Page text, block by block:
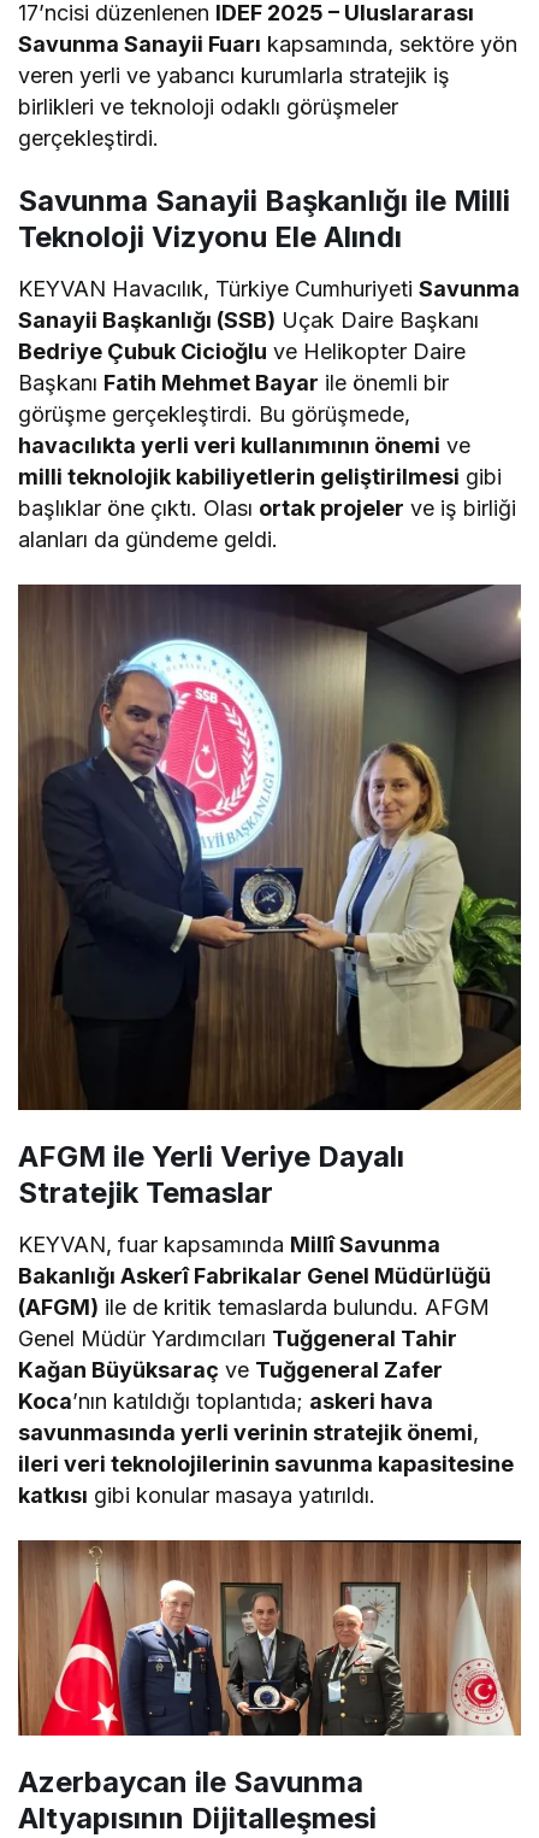
17’ncisi düzenlenen IDEF 2025 – Uluslararası
Savunma Sanayii Fuarı kapsamında, sektöre yön
veren yerli ve yabancı kurumlarla stratejik iş
birlikleri ve teknoloji odaklı görüşmeler
gerçekleştirdi.
Savunma Sanayii Başkanlığı ile Milli
Teknoloji Vizyonu Ele Alındı
KEYVAN Havacılık, Türkiye CumhuriyetiSavunma
Sanayii Başkanlığı (SSB) Uçak Daire Başkanı
Bedriye Çubuk Cicioğlu ve Helikopter Daire
Başkanı Fatih Mehmet Bayar ile önemli bir
görüşme gerçekleştirdi. Bu görüşmede,
havacılıkta yerli veri kullanımının önemi ve
milli teknolojik kabiliyetlerin geliştirilmesi gibi
başlıklar öne çıktı. Olası ortak projeler ve iş birliği
alanları da gündeme geldi.
AFGM ile Yerli Veriye Dayalı
Stratejik Temaslar
KEYVAN, fuar kapsamında Millî Savunma
Bakanlığı Askerî Fabrikalar Genel Müdürlüğü
(AFGM) ile de kritik temaslarda bulundu. AFGM
Genel Müdür Yardımcıları Tuğgeneral Tahir
Kağan Büyüksaraç ve Tuğgeneral Zafer
Koca’nın katıldığı toplantıda; askeri hava
savunmasında yerli verinin stratejik önemi,
ileri veri teknolojilerinin savunma kapasitesine
katkısı gibi konular masaya yatırıldı.
Azerbaycan ile Savunma
Altyapısının Dijitalleşmesi